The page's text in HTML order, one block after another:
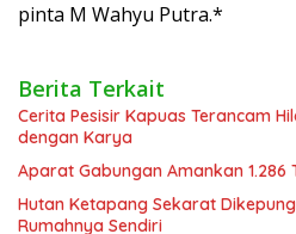
pinta M Wahyu Putra.*
Berita Terkait
Cerita Pesisir Kapuas Terancam
dengan Karya
Aparat Gabungan Amankan 1.286
Hutan Ketapang Sekarat
Rumahnya Sendiri